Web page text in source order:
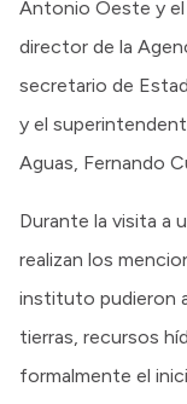
Antonio Oeste y
director de la
secretario de
y el
Aguas, Fernando
Durante la visita a
realizan los
instituto pudieron
tierras, recursos
formalmente el